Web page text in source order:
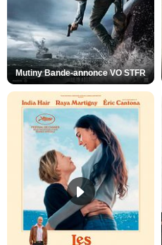
Mutiny Bande-annonce VO STFR